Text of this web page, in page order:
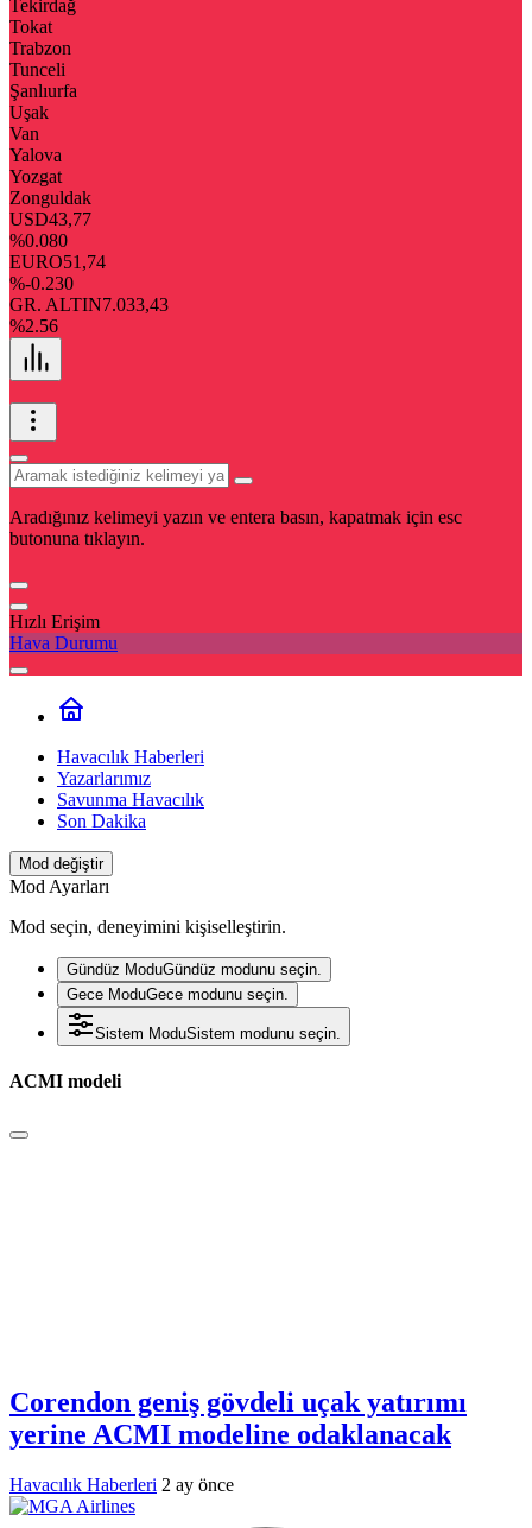
Tekirdağ
Tokat
Trabzon
Tunceli
Şanlıurfa
Uşak
Van
Yalova
Yozgat
Zonguldak
USD43,77
%0.080
EURO51,74
%-0.230
GR. ALTIN7.033,43
%2.56
Aradığınız kelimeyi yazın ve entera basın, kapatmak için esc
butonuna tıklayın.
Hızlı Erişim
Hava Durumu
Havacılık Haberleri
Yazarlarımız
Savunma Havacılık
Son Dakika
Mod değiştir
Mod Ayarları
Mod seçin, deneyimini kişiselleştirin.
Gündüz ModuGündüz modunu seçin.
Gece ModuGece modunu seçin.
Sistem ModuSistem modunu seçin.
ACMI modeli
Corendon geniş gövdeli uçak yatırımı
yerine ACMI modeline odaklanacak
Havacılık Haberleri 2 ay önce